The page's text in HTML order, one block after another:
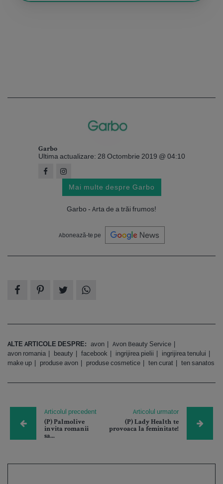
Garbo
Ultima actualizare: 28 Octombrie 2019 @ 04:10
Mai multe despre Garbo
Garbo - Arta de a trăi frumos!
Abonează-te pe
ALTE ARTICOLE DESPRE: avon
Avon Beauty Service
avon romania
beauty facebook ingrijirea pielii
ingrijirea tenului
make up
produse avon produse cosmetice ten curat ten sanatos
Articolul precedent
(P) Palmolive
invita romanii
sa...
Articolul urmator
(P) Lady Health te
provoaca la feminitate!